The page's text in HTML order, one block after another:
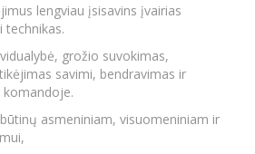
lengviau įsisavins įvairias
technikas.
grožio suvokimas,
savimi, bendravimas ir
komandoje.
asmeniniam, visuomeniniam ir